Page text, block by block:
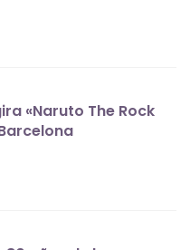
«Naruto The Rock